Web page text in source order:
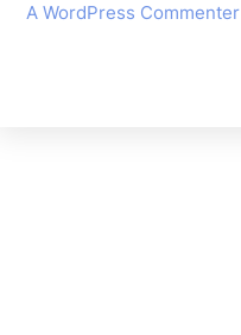
A WordPress Commenter